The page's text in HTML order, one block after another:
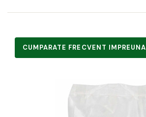
CUMPARATE FRECVENT IMPREUNA